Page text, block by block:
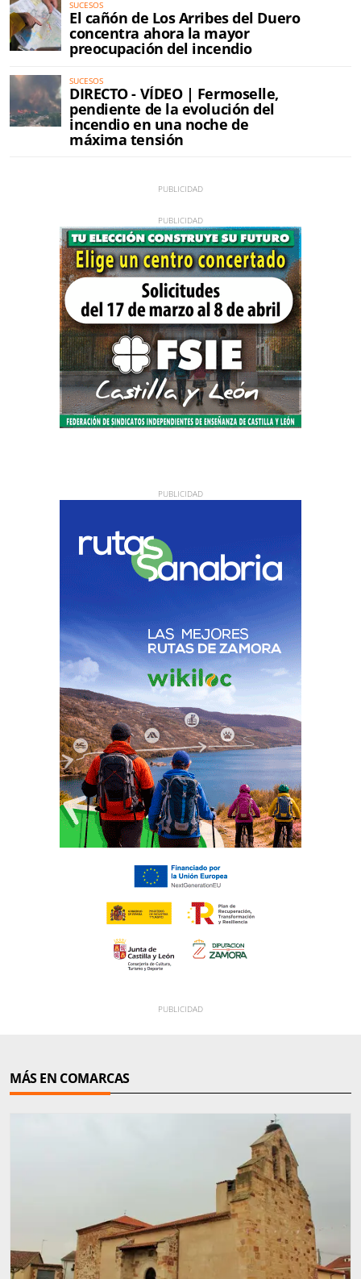
SUCESOS
El cañón de Los Arribes del Duero
concentra ahora la mayor
preocupación del incendio
SUCESOS
DIRECTO - VÍDEO | Fermoselle,
pendiente de la evolución del
incendio en una noche de
máxima tensión
MÁS EN COMARCAS